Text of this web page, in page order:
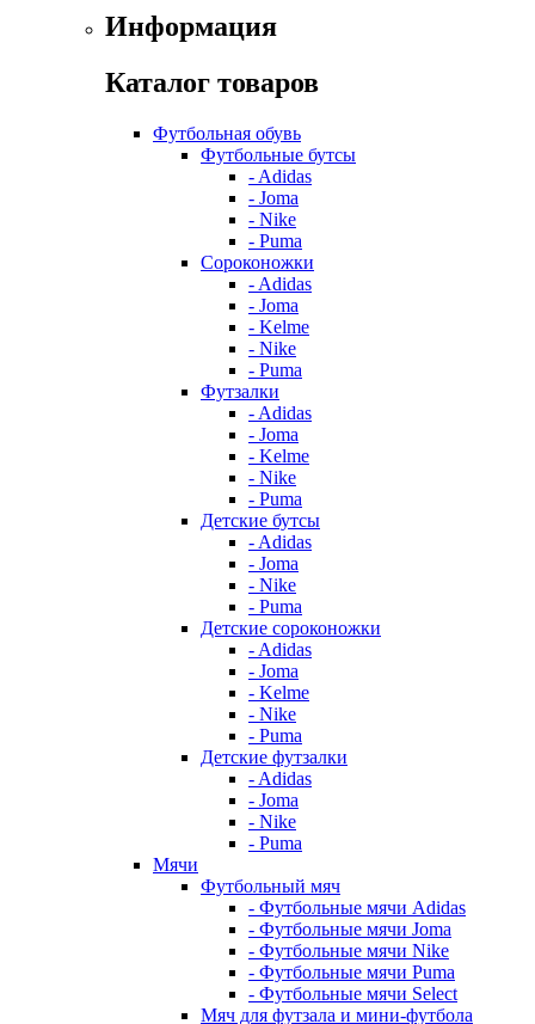
Информация
Каталог товаров
Футбольная обувь
Футбольные бутсы
- Adidas
- Joma
- Nike
- Puma
Сороконожки
- Adidas
- Joma
- Kelme
- Nike
- Puma
Футзалки
- Adidas
- Joma
- Kelme
- Nike
- Puma
Детские бутсы
- Adidas
- Joma
- Nike
- Puma
Детские сороконожки
- Adidas
- Joma
- Kelme
- Nike
- Puma
Детские футзалки
- Adidas
- Joma
- Nike
- Puma
Мячи
Футбольный мяч
- Футбольные мячи Adidas
- Футбольные мячи Joma
- Футбольные мячи Nike
- Футбольные мячи Puma
- Футбольные мячи Select
Мяч для футзала и мини-футбола